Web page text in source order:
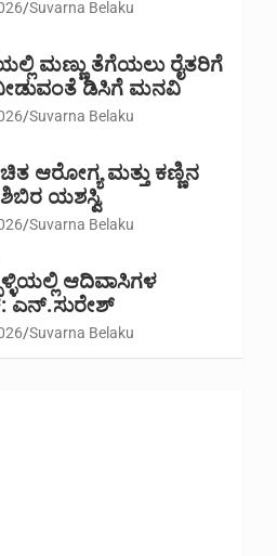
Suvarna Belaku
ಮಣ್ಣು ತೆಗೆಯಲು ರೈತರಿಗೆ
ಡಿಸಿಗೆ ಮನವಿ
Suvarna Belaku
ಆರೋಗ್ಯ ಮತ್ತು ಕಣ್ಣಿನ
ಯಶಸ್ವಿ
Suvarna Belaku
ಆದಿವಾಸಿಗಳ
ಎನ್.ಸುರೇಶ್
Suvarna Belaku